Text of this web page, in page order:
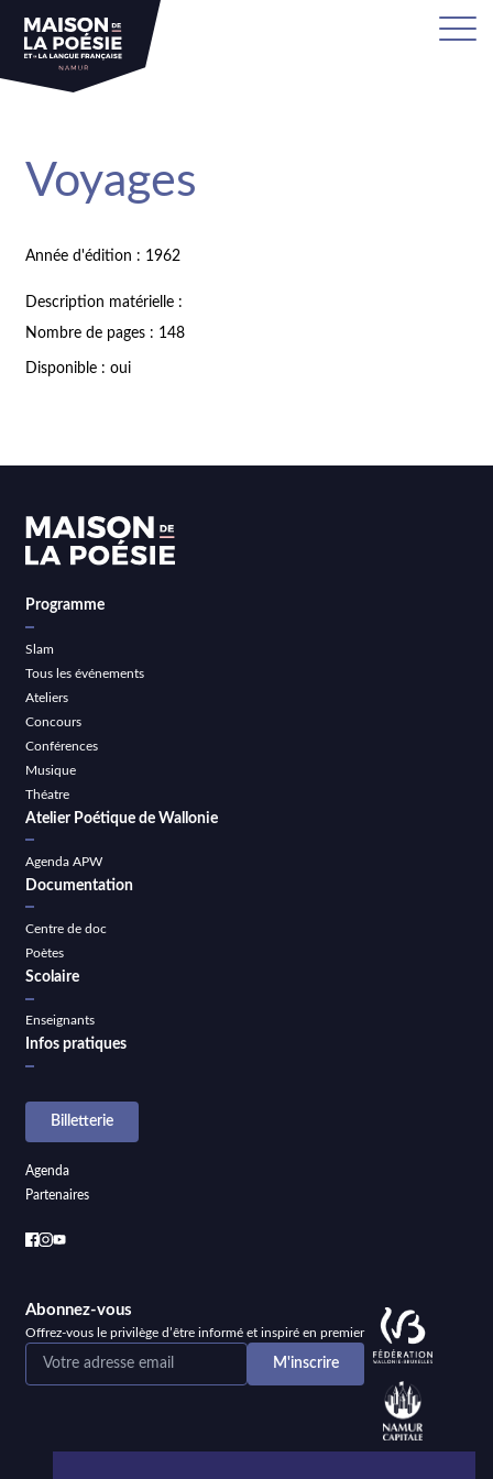
Voyages
Année d'édition : 1962
Description matérielle :
Nombre de pages : 148
Disponible : oui
Programme
Slam
Tous les événements
Ateliers
Concours
Conférences
Musique
Théatre
Atelier Poétique de Wallonie
Agenda APW
Documentation
Centre de doc
Poètes
Scolaire
Enseignants
Infos pratiques
Billetterie
Agenda
Partenaires
Abonnez-vous
Offrez-vous le privilège d’être informé et inspiré en premier